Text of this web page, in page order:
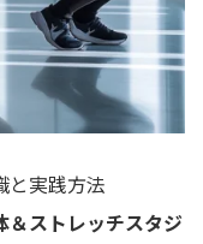
と実践方法
＆ストレッチスタジ